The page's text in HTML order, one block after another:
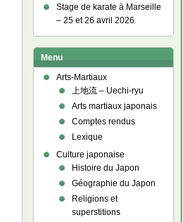
Stage de karate à Marseille
– 25 et 26 avril 2026
Menu
Arts-Martiaux
上地流 – Uechi-ryu
Arts martiaux japonais
Comptes rendus
Lexique
Culture japonaise
Histoire du Japon
Géographie du Japon
Religions et
superstitions